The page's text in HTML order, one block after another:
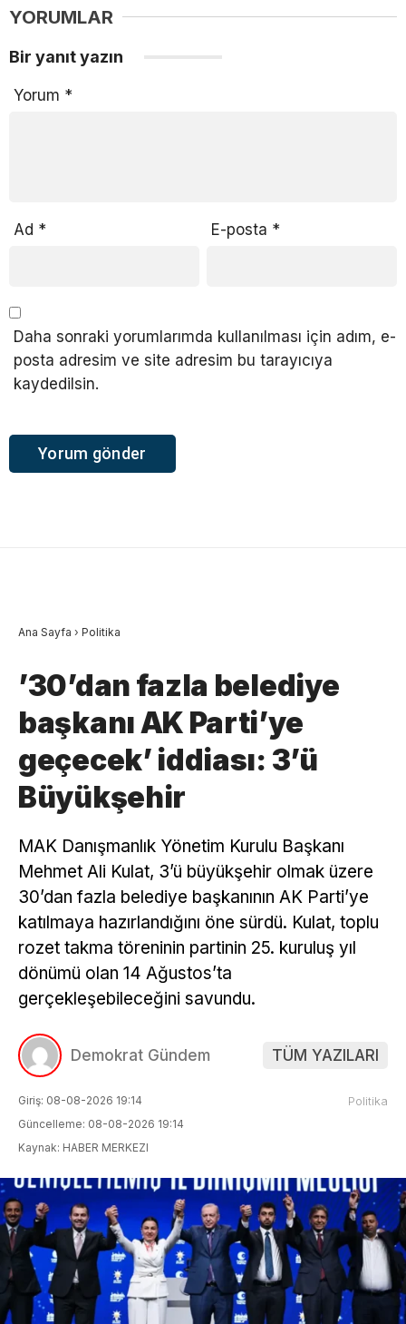
YORUMLAR
Bir yanıt yazın
Yorum *
Ad * E-posta *
Daha sonraki yorumlarımda kullanılması için adım, e-
posta adresim ve site adresim bu tarayıcıya
kaydedilsin.
Ana Sayfa › Politika
’30’dan fazla belediye
başkanı AK Parti’ye
geçecek’ iddiası: 3’ü
Büyükşehir
MAK Danışmanlık Yönetim Kurulu Başkanı
Mehmet Ali Kulat, 3’ü büyükşehir olmak üzere
30’dan fazla belediye başkanının AK Parti’ye
katılmaya hazırlandığını öne sürdü. Kulat, toplu
rozet takma töreninin partinin 25. kuruluş yıl
dönümü olan 14 Ağustos’ta
gerçekleşebileceğini savundu.
Demokrat Gündem TÜM YAZILARI
Giriş: 08-08-2026 19:14
Güncelleme: 08-08-2026 19:14
Kaynak: HABER MERKEZI
Politika